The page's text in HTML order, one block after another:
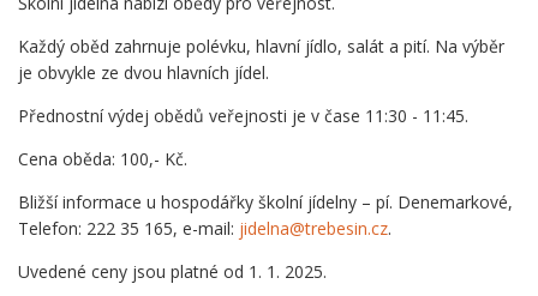
Každý oběd zahrnuje polévku, hlavní jídlo, salát a pití. Na výběr
je obvykle ze dvou hlavních jídel.
Přednostní výdej obědů veřejnosti je v čase 11:30 - 11:45.
Cena oběda: 100,- Kč.
Bližší informace u hospodářky školní jídelny – pí. Denemarkové,
Telefon: 222 35 165, e-mail: jidelna@trebesin.cz.
Uvedené ceny jsou platné od 1. 1. 2025.